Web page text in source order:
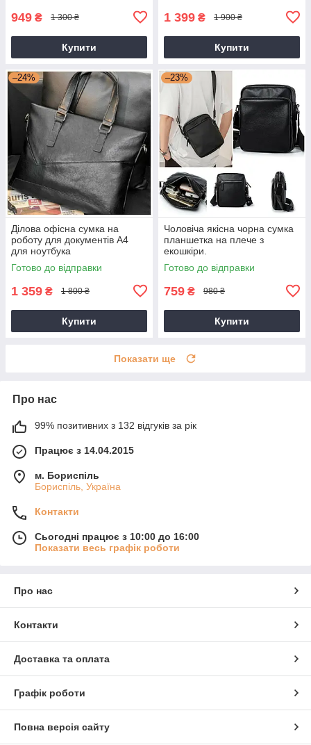
949 ₴ 1 300 ₴
Купити
1 399 ₴ 1 900 ₴
Купити
–24%
Ділова офісна сумка на
роботу для документів А4
для ноутбука
Готово до відправки
1 359 ₴ 1 800 ₴
Купити
–23%
Чоловіча якісна чорна сумка
планшетка на плече з
екошкіри.
Готово до відправки
759 ₴ 980 ₴
Купити
Показати ще
Про нас
99% позитивних з 132 відгуків за рік
Працює з 14.04.2015
м. Бориспіль
Бориспіль, Україна
Контакти
Сьогодні працює з 10:00 до 16:00
Показати весь графік роботи
Про нас
Контакти
Доставка та оплата
Графік роботи
Повна версія сайту